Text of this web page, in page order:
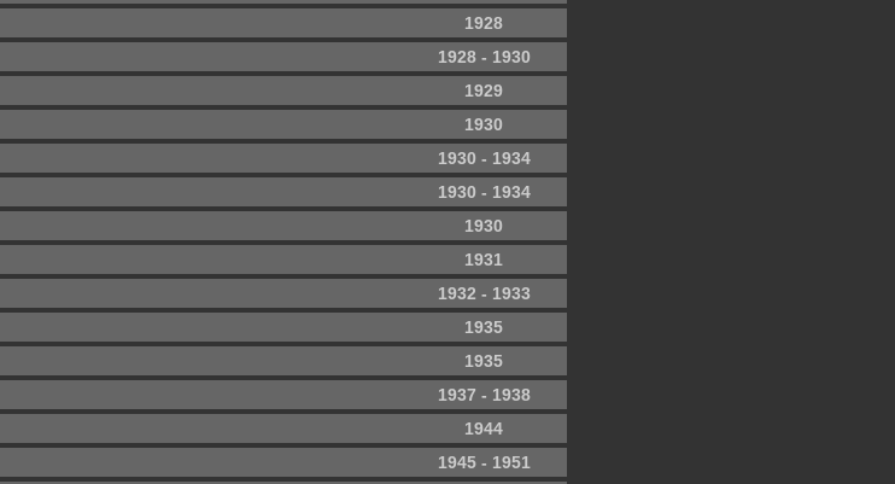
1928
1928 - 1930
1929
1930
1930 - 1934
1930 - 1934
1930
1931
1932 - 1933
1935
1935
1937 - 1938
1944
1945 - 1951